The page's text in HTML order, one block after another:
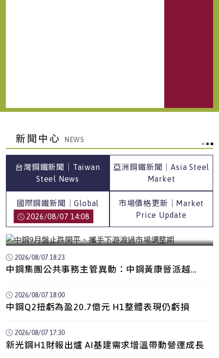
新聞中心
台灣鋼鐵新聞｜Taiwan
Steel News
亞洲鋼鐵新聞｜Asia Steel
Market
國際鋼鐵新聞｜Global
Steel News
市場價格更新｜Market
Price Update
2026/08/07 14:08
2026/08/07 18:23
中鋼集團公共事務主管異動：中鋼黃康晉派越南
2026/08/07 18:00
中鋼Q2扭虧為盈20.7億元 H1整體表現仍虧損
2026/08/07 17:30
新光鋼H1財報出爐 AI基建需求增溫帶動營運成長